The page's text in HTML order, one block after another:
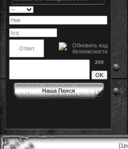
200
Наша Пенся